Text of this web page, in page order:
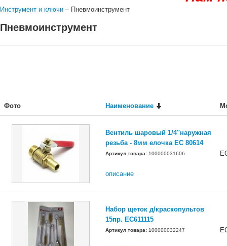
Инструмент и ключи – Пневмоинструмент
Пневмоинструмент
Фото Наименование
Вентиль шаровый 1/4"наружная
резьба - 8мм елочка EC 80614
Артикул товара: 100000031606
описание
Набор щеток д/краскопультов
15пр. EC611115
Артикул товара: 100000032247